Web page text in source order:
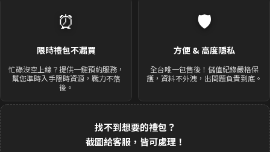
⏰
限時禮包不漏買
忙碌沒空上線？提供一鍵預約服務，
幫您準時入手限時資源，戰力不落
後。
🛡️
方便 & 高度隱私
全台唯一包售後！儲值紀錄嚴格保
護，資料不外洩，出問題負責到底。
找不到想要的禮包？
截圖給客服，皆可處理！